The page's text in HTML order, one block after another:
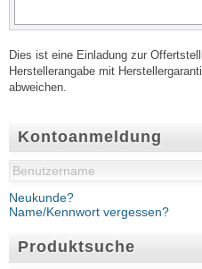
Kontoanmeldung
Neukunde?
Name/Kennwort vergessen?
Produktsuche
Dies ist eine Einladung zur
Herstellerangabe mit
abweichen.